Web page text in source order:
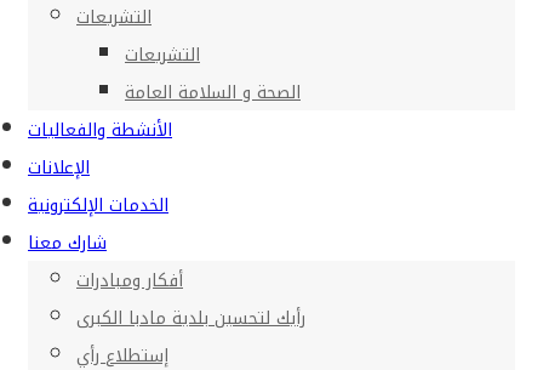
التشريعات
التشريعات
الصحة و السلامة العامة
الأنشطة والفعاليات
الإعلانات
الخدمات الإلكترونية
شارك معنا
أفكار ومبادرات
رأيك لتحسين بلدية مادبا الكبرى
إستطلاع رأي